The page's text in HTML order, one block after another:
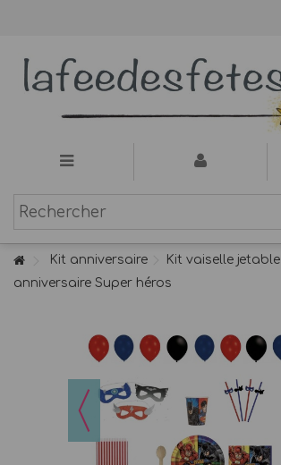
Kit anniversaire Kit vaiselle jetable
anniversaire Super héros